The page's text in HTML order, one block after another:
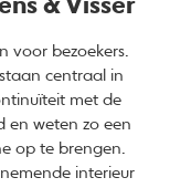
& Visser
voor bezoekers.
centraal in
met de
en weten zo een
op te brengen.
interieur